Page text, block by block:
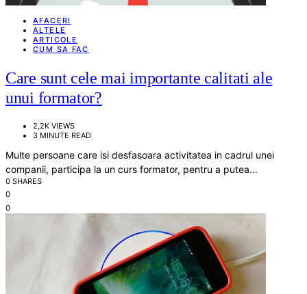
AFACERI
ALTELE
ARTICOLE
CUM SA FAC
Care sunt cele mai importante calitati ale
unui formator?
2,2K VIEWS
3 MINUTE READ
Multe persoane care isi desfasoara activitatea in cadrul unei
companii, participa la un curs formator, pentru a putea…
0 SHARES
0
0